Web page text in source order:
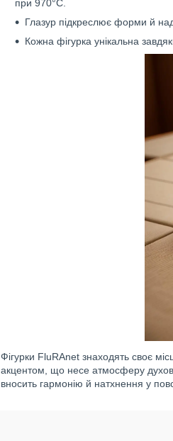
при 970°C.
Глазур підкреслює форми й
Кожна фігурка унікальна
Фігурки FluRAnet знаходять своє
акцентом, що несе атмосферу
вносить гармонію й натхнення у